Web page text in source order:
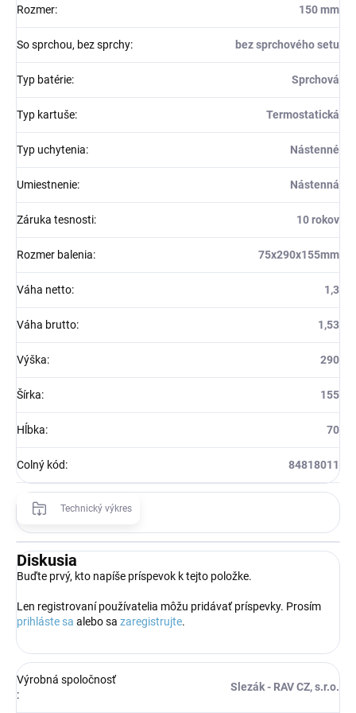
Rozmer: 150 mm
So sprchou, bez sprchy: bez sprchového setu
Typ batérie: Sprchová
Typ kartuše: Termostatická
Typ uchytenia: Nástenné
Umiestnenie: Nástenná
Záruka tesnosti: 10 rokov
Rozmer balenia: 75x290x155mm
Váha netto: 1,3
Váha brutto: 1,53
Výška: 290
Šírka: 155
Hĺbka: 70
Colný kód: 84818011
Technický výkres
Diskusia
Buďte prvý, kto napíše príspevok k tejto položke.
Len registrovaní používatelia môžu pridávať príspevky. Prosím
prihláste sa alebo sa zaregistrujte.
Výrobná spoločnosť
:
Slezák - RAV CZ, s.r.o.